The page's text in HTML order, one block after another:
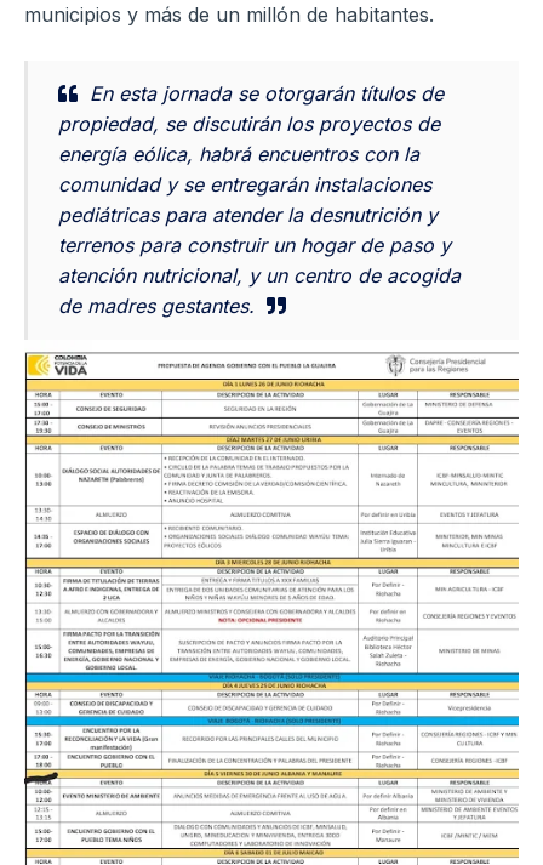
municipios y más de un millón de habitantes.
En esta jornada se otorgarán títulos de
propiedad, se discutirán los proyectos de
energía eólica, habrá encuentros con la
comunidad y se entregarán instalaciones
pediátricas para atender la desnutrición y
terrenos para construir un hogar de paso y
atención nutricional, y un centro de acogida
de madres gestantes.